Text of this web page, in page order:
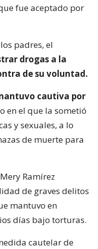
fue aceptado por
padres, el
drogas a la
de su voluntad.
cautiva por
en el que la sometió
y sexuales, a lo
de muerte para
Ramírez
de graves delitos
mantuvo en
días bajo torturas.
cautelar de